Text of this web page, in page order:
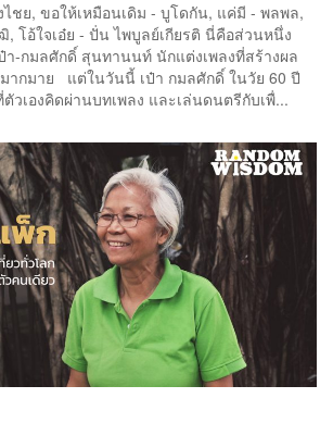
ไชย, ขอให้เหมือนเดิม - บูโดกัน, แค่มี - พลพล,
, โอ้ใจเอ๋ย - ปั่น ไพบูลย์เกียรติ นี่คือส่วนหนึ่ง
า-กมลศักดิ์ สุนทานนท์ นักแต่งเพลงที่สร้างผล
มากมาย แต่ในวันนี้ เป๋า กมลศักดิ์ ในวัย 60 ปี
วเองคิดผ่านบทเพลง และเล่นดนตรีกับเพื่...